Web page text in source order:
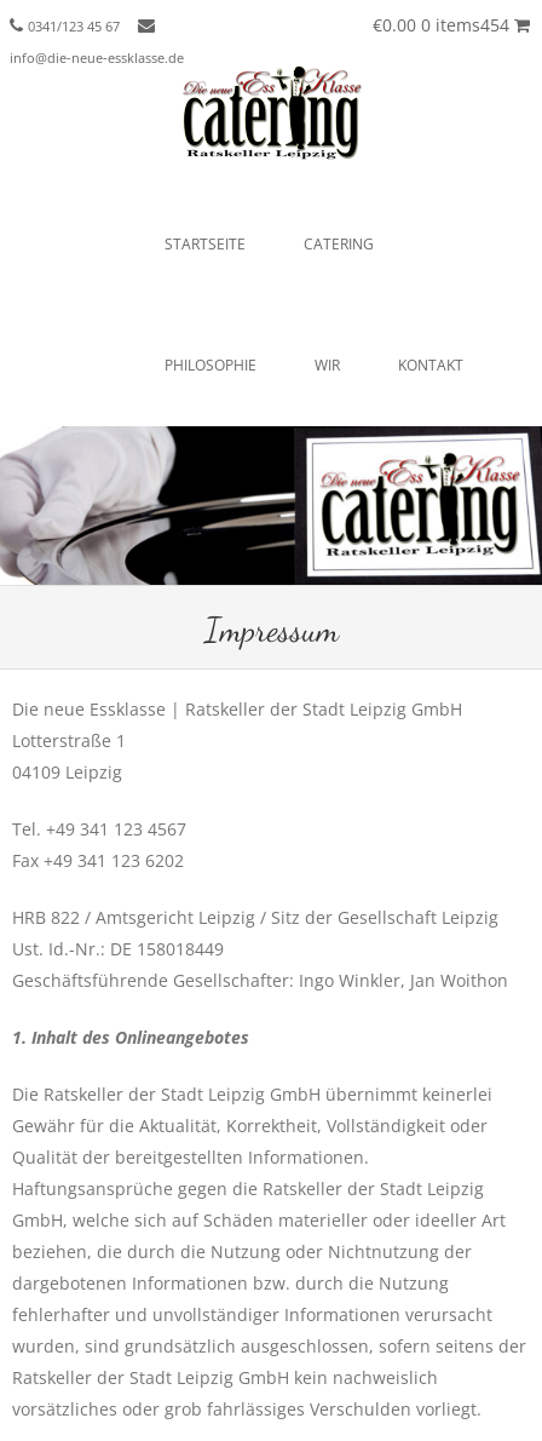
0341/123 45 67
info@die-neue-essklasse.de
€0.00 0 items454
Menu
SKIP TO CONTENT
STARTSEITE CATERING
PHILOSOPHIE WIR KONTAKT
Impressum
Die neue Essklasse | Ratskeller der Stadt Leipzig GmbH
Lotterstraße 1
04109 Leipzig
Tel. +49 341 123 4567
Fax +49 341 123 6202
HRB 822 / Amtsgericht Leipzig / Sitz der Gesellschaft Leipzig
Ust. Id.-Nr.: DE 158018449
Geschäftsführende Gesellschafter: Ingo Winkler, Jan Woithon
1. Inhalt des Onlineangebotes
Die Ratskeller der Stadt Leipzig GmbH übernimmt keinerlei
Gewähr für die Aktualität, Korrektheit, Vollständigkeit oder
Qualität der bereitgestellten Informationen.
Haftungsansprüche gegen die Ratskeller der Stadt Leipzig
GmbH, welche sich auf Schäden materieller oder ideeller Art
beziehen, die durch die Nutzung oder Nichtnutzung der
dargebotenen Informationen bzw. durch die Nutzung
fehlerhafter und unvollständiger Informationen verursacht
wurden, sind grundsätzlich ausgeschlossen, sofern seitens der
Ratskeller der Stadt Leipzig GmbH kein nachweislich
vorsätzliches oder grob fahrlässiges Verschulden vorliegt.